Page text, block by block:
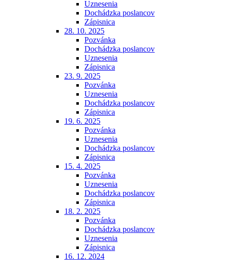
Uznesenia
Dochádzka poslancov
Zápisnica
28. 10. 2025
Pozvánka
Dochádzka poslancov
Uznesenia
Zápisnica
23. 9. 2025
Pozvánka
Uznesenia
Dochádzka poslancov
Zápisnica
19. 6. 2025
Pozvánka
Uznesenia
Dochádzka poslancov
Zápisnica
15. 4. 2025
Pozvánka
Uznesenia
Dochádzka poslancov
Zápisnica
18. 2. 2025
Pozvánka
Dochádzka poslancov
Uznesenia
Zápisnica
16. 12. 2024